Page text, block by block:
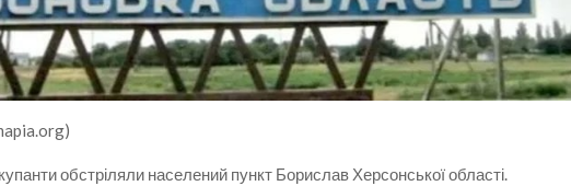
обстріляли населений пункт Борислав Херсонської області.